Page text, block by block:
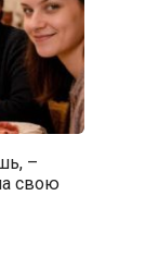
–
свою